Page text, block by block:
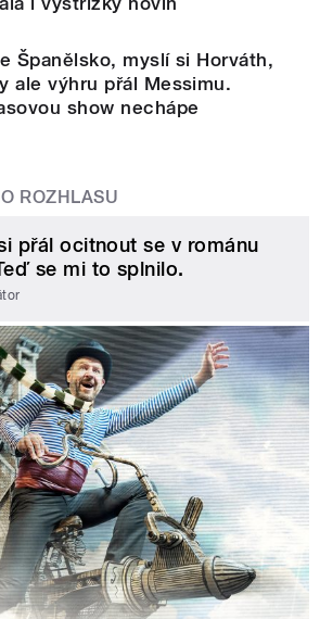
Španělsko, myslí si Horváth,
ale výhru přál Messimu.
show nechápe
ROZHLASU
přál ocitnout se v románu
se mi to splnilo.